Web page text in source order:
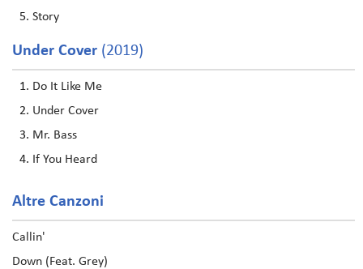
Story
Under Cover (2019)
Do It Like Me
Under Cover
Mr. Bass
If You Heard
Altre Canzoni
Callin'
Down (Feat. Grey)